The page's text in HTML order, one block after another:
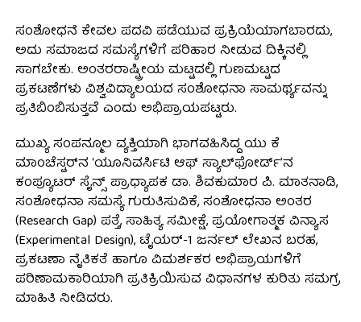
ಸಂಶೋಧನೆ ಕೇವಲ ಪದವಿ ಪಡೆಯುವ ಪ್ರಕ್ರಿಯೆಯಾಗಬಾರದು,
ಅದು ಸಮಾಜದ ಸಮಸ್ಯೆಗಳಿಗೆ ಪರಿಹಾರ ನೀಡುವ ದಿಕ್ಕಿನಲ್ಲಿ
ಸಾಗಬೇಕು. ಅಂತರರಾಷ್ಟ್ರೀಯ ಮಟ್ಟದಲ್ಲಿ ಗುಣಮಟ್ಟದ
ಪ್ರಕಟಣೆಗಳು ವಿಶ್ವವಿದ್ಯಾಲಯದ ಸಂಶೋಧನಾ ಸಾಮರ್ಥ್ಯವನ್ನು
ಪ್ರತಿಬಿಂಬಿಸುತ್ತವೆ ಎಂದು ಅಭಿಪ್ರಾಯಪಟ್ಟರು.
ಮುಖ್ಯ ಸಂಪನ್ಮೂಲ ವ್ಯಕ್ತಿಯಾಗಿ ಭಾಗವಹಿಸಿದ್ದ ಯು ಕೆ
ಮಾಂಚೆಸ್ಟರ್‌ನ ‘ಯೂನಿವರ್ಸಿಟಿ ಆಫ್ ಸ್ಯಾಲ್‌ಫೋರ್ಡ್’ನ
ಕಂಪ್ಯೂಟರ್ ಸೈನ್ಸ್ ಪ್ರಾಧ್ಯಾಪಕ ಡಾ. ಶಿವಕುಮಾರ ಪಿ. ಮಾತನಾಡಿ,
ಸಂಶೋಧನಾ ಸಮಸ್ಯೆ ಗುರುತಿಸುವಿಕೆ, ಸಂಶೋಧನಾ ಅಂತರ
(Research Gap) ಪತ್ತೆ, ಸಾಹಿತ್ಯ ಸಮೀಕ್ಷೆ, ಪ್ರಯೋಗಾತ್ಮಕ ವಿನ್ಯಾಸ
(Experimental Design), ಟೈಯರ್-1 ಜರ್ನಲ್ ಲೇಖನ ಬರಹ,
ಪ್ರಕಟಣಾ ನೈತಿಕತೆ ಹಾಗೂ ವಿಮರ್ಶಕರ ಅಭಿಪ್ರಾಯಗಳಿಗೆ
ಪರಿಣಾಮಕಾರಿಯಾಗಿ ಪ್ರತಿಕ್ರಿಯಿಸುವ ವಿಧಾನಗಳ ಕುರಿತು ಸಮಗ್ರ
ಮಾಹಿತಿ ನೀಡಿದರು.